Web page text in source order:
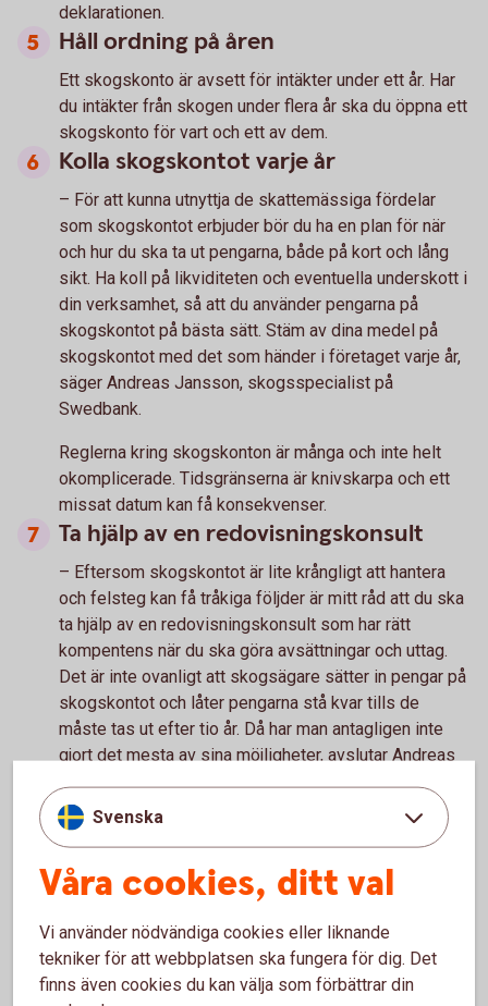
deklarationen.
Håll ordning på åren
Ett skogskonto är avsett för intäkter under ett år. Har
du intäkter från skogen under flera år ska du öppna ett
skogskonto för vart och ett av dem.
Kolla skogskontot varje år
– För att kunna utnyttja de skattemässiga fördelar
som skogskontot erbjuder bör du ha en plan för när
och hur du ska ta ut pengarna, både på kort och lång
sikt. Ha koll på likviditeten och eventuella underskott i
din verksamhet, så att du använder pengarna på
skogskontot på bästa sätt. Stäm av dina medel på
skogskontot med det som händer i företaget varje år,
säger Andreas Jansson, skogsspecialist på
Swedbank.
Reglerna kring skogskonton är många och inte helt
okomplicerade. Tidsgränserna är knivskarpa och ett
missat datum kan få konsekvenser.
Ta hjälp av en redovisningskonsult
– Eftersom skogskontot är lite krångligt att hantera
och felsteg kan få tråkiga följder är mitt råd att du ska
ta hjälp av en redovisningskonsult som har rätt
kompentens när du ska göra avsättningar och uttag.
Det är inte ovanligt att skogsägare sätter in pengar på
skogskontot och låter pengarna stå kvar tills de
måste tas ut efter tio år. Då har man antagligen inte
gjort det mesta av sina möjligheter, avslutar Andreas
Prata med våra skogs- och
lantbruksspecialister
Har du frågor om att äga och investera i skog? Hör
av dig till någon av våra specialister som finns över
Svenska
Våra cookies, ditt val
Vi använder nödvändiga cookies eller liknande
tekniker för att webbplatsen ska fungera för dig. Det
finns även cookies du kan välja som förbättrar din